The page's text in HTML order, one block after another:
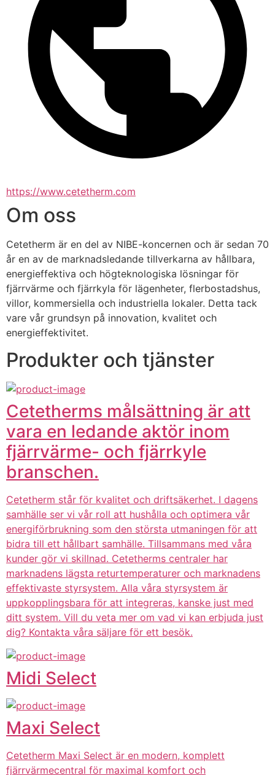
https://www.cetetherm.com
Om oss
Cetetherm är en del av NIBE-koncernen och är sedan 70
år en av de marknadsledande tillverkarna av hållbara,
energieffektiva och högteknologiska lösningar för
fjärrvärme och fjärrkyla för lägenheter, flerbostadshus,
villor, kommersiella och industriella lokaler. Detta tack
vare vår grundsyn på innovation, kvalitet och
energieffektivitet.
Produkter och tjänster
Cetetherms målsättning är att
vara en ledande aktör inom
fjärrvärme- och fjärrkyle
branschen.
Cetetherm står för kvalitet och driftsäkerhet. I dagens
samhälle ser vi vår roll att hushålla och optimera vår
energiförbrukning som den största utmaningen för att
bidra till ett hållbart samhälle. Tillsammans med våra
kunder gör vi skillnad. Cetetherms centraler har
marknadens lägsta returtemperaturer och marknadens
effektivaste styrsystem. Alla våra styrsystem är
uppkopplingsbara för att integreras, kanske just med
ditt system. Vill du veta mer om vad vi kan erbjuda just
dig? Kontakta våra säljare för ett besök.
Midi Select
Maxi Select
Cetetherm Maxi Select är en modern, komplett
fjärrvärmecentral för maximal komfort och